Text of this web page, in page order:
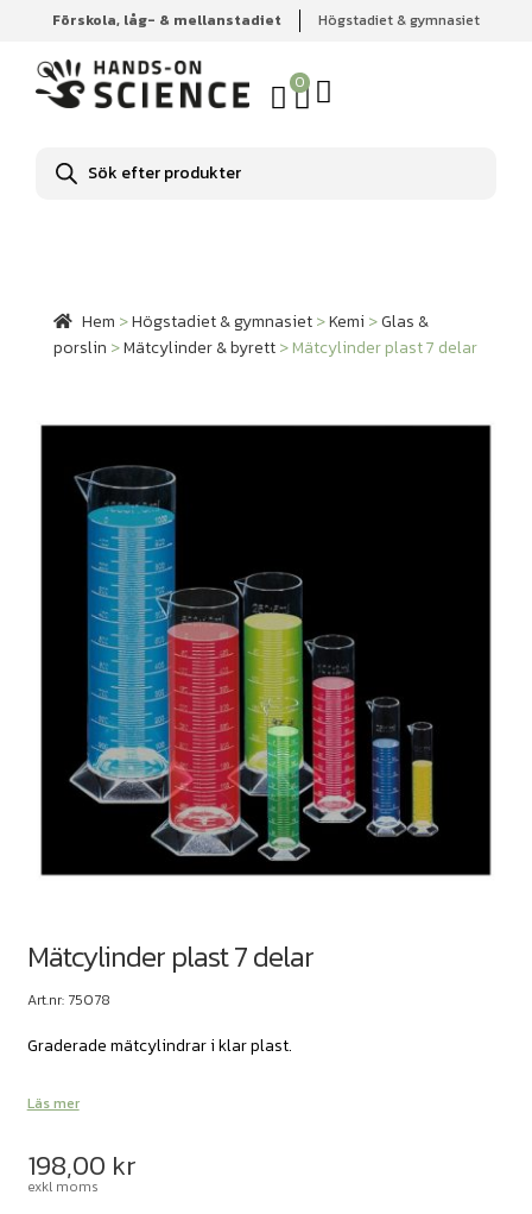
Förskola, låg- & mellanstadiet Högstadiet & gymnasiet
0
Produktsökning
Hem Högstadiet & gymnasiet Kemi
Glas & porslin
Mätcylinder & byrett
Mätcylinder plast 7 delar
Hem >Högstadiet & gymnasiet>Kemi >Glas &
porslin >Mätcylinder & byrett>Mätcylinder plast 7 delar
Mätcylinder plast 7 delar
Art.nr: 75078
Graderade mätcylindrar i klar plast.
Läs mer
198,00 kr
exkl moms